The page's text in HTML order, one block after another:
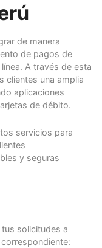
de manera
de pagos de
A través de esta
clientes una amplia
aplicaciones
de débito.
servicios para
y seguras
tus solicitudes a